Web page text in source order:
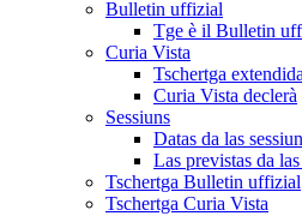
Bulletin uffizial
Tge è il Bulletin
Curia Vista
Tschertga
Curia Vista declerà
Sessiuns
Datas da las
Las previstas da
Tschertga Bulletin uffizial
Tschertga Curia Vista